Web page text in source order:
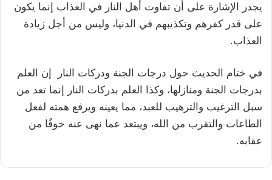
يجدر الإشارة على أن تفاوت أهل النار في العذاب إنما يكون
على قدر كفرهم وتكذيبهم في الدنيا، وليس من أجل زيادة
العذاب.
في ختام الحديث حول درجات الجنة ودركات النار إن العلم
بدرجات الجنة ومنازلها، وكذا العلم بدركات النار إنما تعد من
سبل الترغيب والترهيب للعبد، مما يعينه ويرفع همته لفعل
الطاعات والتقرب من الله، ويبتعد عما نهى عنه خوفًا من
عقابه.